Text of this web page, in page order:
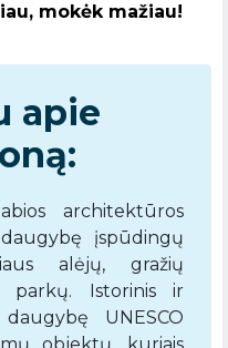
mokėk mažiau!
apie
architektūros
įspūdingų
alėjų, gražių
parkų. Istorinis ir
UNESCO